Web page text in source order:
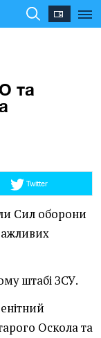
та
Twitter
Сил оборони
штабі ЗСУ.
Оскола та